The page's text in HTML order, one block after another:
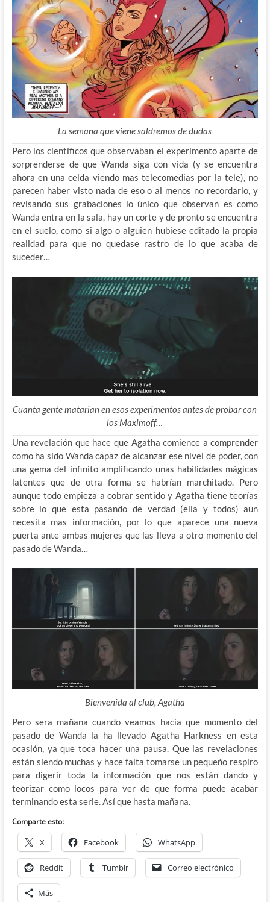
La semana que viene saldremos de dudas
Pero los científicos que observaban el experimento aparte de
sorprenderse de que Wanda siga con vida (y se encuentra
ahora en una celda viendo mas telecomedias por la tele), no
parecen haber visto nada de eso o al menos no recordarlo, y
revisando sus grabaciones lo único que observan es como
Wanda entra en la sala, hay un corte y de pronto se encuentra
en el suelo, como si algo o alguien hubiese editado la propia
realidad para que no quedase rastro de lo que acaba de
suceder…
Cuanta gente matarian en esos experimentos antes de probar con
los Maximoff…
Una revelación que hace que Agatha comience a comprender
como ha sido Wanda capaz de alcanzar ese nivel de poder, con
una gema del infinito amplificando unas habilidades mágicas
latentes que de otra forma se habrían marchitado. Pero
aunque todo empieza a cobrar sentido y Agatha tiene teorías
sobre lo que esta pasando de verdad (ella y todos) aun
necesita mas información, por lo que aparece una nueva
puerta ante ambas mujeres que las lleva a otro momento del
pasado de Wanda…
Bienvenida al club, Agatha
Pero sera mañana cuando veamos hacia que momento del
pasado de Wanda la ha llevado Agatha Harkness en esta
ocasión, ya que toca hacer una pausa. Que las revelaciones
están siendo muchas y hace falta tomarse un pequeño respiro
para digerir toda la información que nos están dando y
teorizar como locos para ver de que forma puede acabar
terminando esta serie. Así que hasta mañana.
Comparte esto:
X Facebook WhatsApp
Reddit Tumblr Correo electrónico
Más